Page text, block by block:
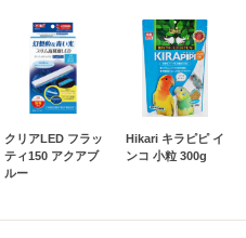
クリアLED フラッ
ティ150 アクアブ
ルー
Hikari キラピピ イ
ンコ 小粒 300g